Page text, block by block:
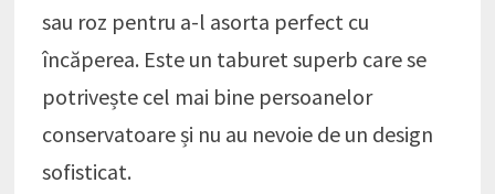
sau roz pentru a-l asorta perfect cu
încăperea. Este un taburet superb care se
potrivește cel mai bine persoanelor
conservatoare și nu au nevoie de un design
sofisticat.